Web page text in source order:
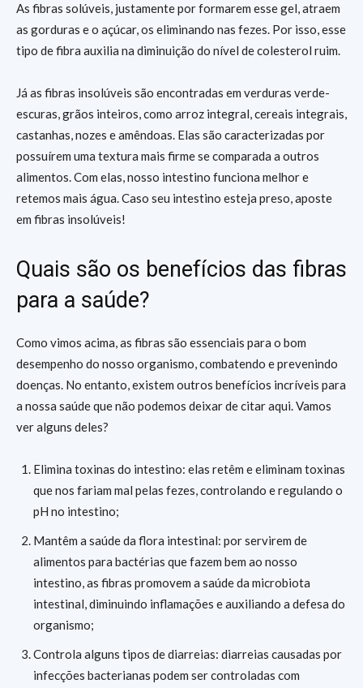
As fibras solúveis, justamente por formarem esse gel, atraem
as gorduras e o açúcar, os eliminando nas fezes. Por isso, esse
tipo de fibra auxilia na diminuição do nível de colesterol ruim.
Já as fibras insolúveis são encontradas em verduras verde-
escuras, grãos inteiros, como arroz integral, cereais integrais,
castanhas, nozes e amêndoas. Elas são caracterizadas por
possuírem uma textura mais firme se comparada a outros
alimentos. Com elas, nosso intestino funciona melhor e
retemos mais água. Caso seu intestino esteja preso, aposte
em fibras insolúveis!
Quais são os benefícios das fibras
para a saúde?
Como vimos acima, as fibras são essenciais para o bom
desempenho do nosso organismo, combatendo e prevenindo
doenças. No entanto, existem outros benefícios incríveis para
a nossa saúde que não podemos deixar de citar aqui. Vamos
ver alguns deles?
Elimina toxinas do intestino: elas retêm e eliminam toxinas
que nos fariam mal pelas fezes, controlando e regulando o
pH no intestino;
Mantêm a saúde da flora intestinal: por servirem de
alimentos para bactérias que fazem bem ao nosso
intestino, as fibras promovem a saúde da microbiota
intestinal, diminuindo inflamações e auxiliando a defesa do
organismo;
Controla alguns tipos de diarreias: diarreias causadas por
infecções bacterianas podem ser controladas com